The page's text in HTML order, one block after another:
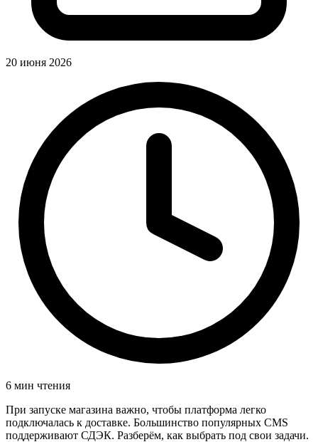
20 июня 2026
6 мин чтения
При запуске магазина важно, чтобы платформа легко
подключалась к доставке. Большинство популярных CMS
поддерживают СДЭК. Разберём, как выбрать под свои задачи.